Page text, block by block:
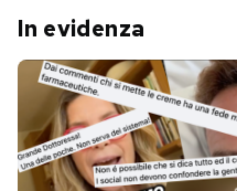
In evidenza